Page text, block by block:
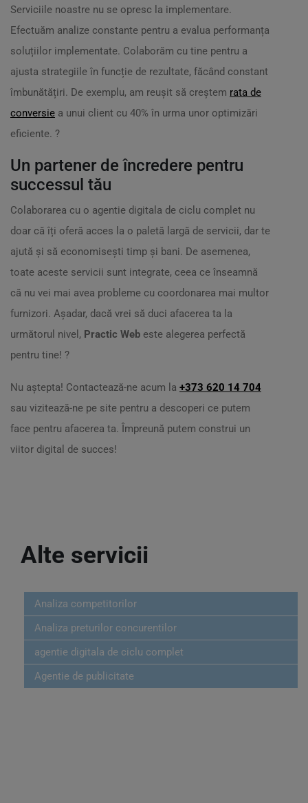
Serviciile noastre nu se opresc la implementare.
Efectuăm analize constante pentru a evalua performanța
soluțiilor implementate. Colaborăm cu tine pentru a
ajusta strategiile în funcție de rezultate, făcând constant
îmbunătățiri. De exemplu, am reușit să creștem rata de
conversie a unui client cu 40% în urma unor optimizări
eficiente. ?
Un partener de încredere pentru
successul tău
Colaborarea cu o agentie digitala de ciclu complet nu
doar că îți oferă acces la o paletă largă de servicii, dar te
ajută și să economisești timp și bani. De asemenea,
toate aceste servicii sunt integrate, ceea ce înseamnă
că nu vei mai avea probleme cu coordonarea mai multor
furnizori. Așadar, dacă vrei să duci afacerea ta la
următorul nivel, Practic Web este alegerea perfectă
pentru tine! ?
Nu aștepta! Contactează-ne acum la +373 620 14 704
sau vizitează-ne pe site pentru a descoperi ce putem
face pentru afacerea ta. Împreună putem construi un
viitor digital de succes!
Alte servicii
Analiza competitorilor
Analiza preturilor concurentilor
agentie digitala de ciclu complet
Agentie de publicitate